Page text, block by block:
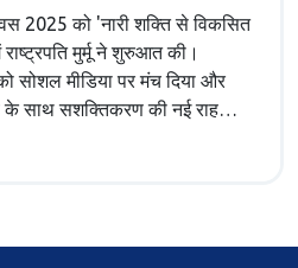
2025 को 'नारी शक्ति से विकसित
मुर्मू ने शुरुआत की।
सोशल मीडिया पर मंच दिया और
के साथ सशक्तिकरण की नई राह